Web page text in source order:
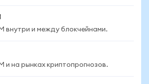
внутри и между блокчейнами.
и на рынках криптопрогнозов.